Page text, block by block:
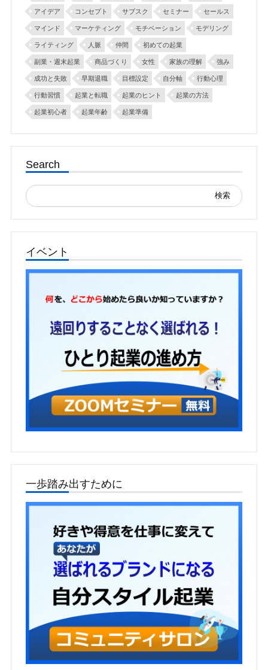
アイデア コンセプト サブスク セミナー セールス
マインド マーケティング モチベーション モデリング
ライティング 人脈 仲間 初めての起業
副業・週末起業 商品づくり 女性 家族の理解 強み
成功と失敗 早期退職 目標設定 自分軸 行動心理
行動習慣 起業と転職 起業のヒント 起業の方法
起業初心者 起業年齢 起業準備
Search
索:
イベント
一歩踏み出すために